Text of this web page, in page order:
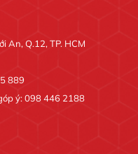
An, Q.12, TP. HCM
889
ý: 098 446 2188